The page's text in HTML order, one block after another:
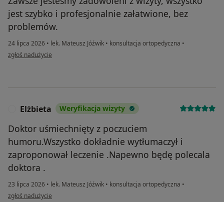
jest szybko i profesjonalnie załatwione, bez
problemów.
24 lipca 2026 • lek. Mateusz Jóźwik • konsultacja ortopedyczna •
w opinii użytkownika Ula
zgłoś nadużycie
Elżbieta Weryfikacja wizyty
Doktor uśmiechnięty z poczuciem
humoru.Wszystko dokładnie wytłumaczył i
zaproponował leczenie .Napewno będę polecala
doktora .
23 lipca 2026 • lek. Mateusz Jóźwik • konsultacja ortopedyczna •
w opinii użytkownika Elżbieta
zgłoś nadużycie